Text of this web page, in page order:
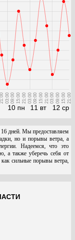
21:00
10 пн
03:0009:00 15:00 21:00
11 вт
03:0009:00 15:00 21:00
12 ср
03:00 09:00 15:00 21:00
дней. Мы предоставляем
но и порывы ветра, а
Надеемся, что это
а также уберечь себя от
сильные порывы ветра,